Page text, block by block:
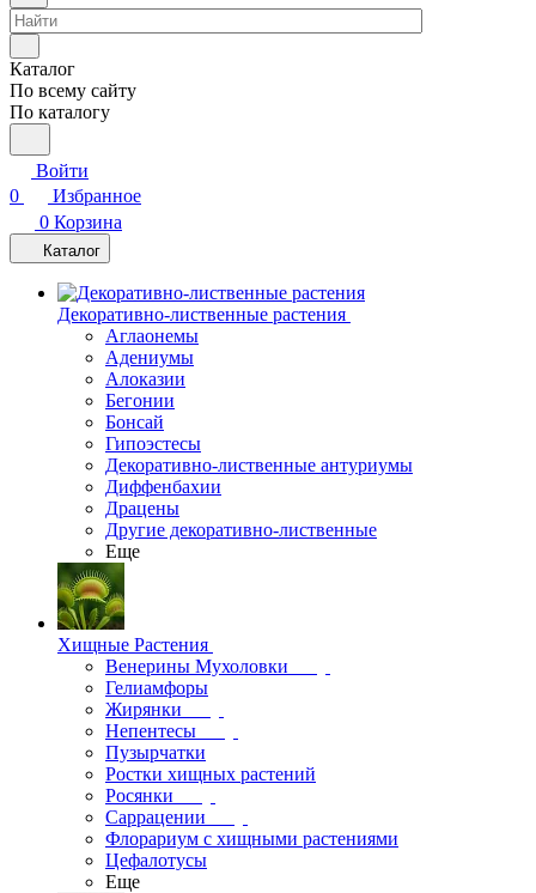
Каталог
По всему сайту
По каталогу
Войти
0
Избранное
0 Корзина
Каталог
Декоративно-лиственные растения
Аглаонемы
Адениумы
Алоказии
Бегонии
Бонсай
Гипоэстесы
Декоративно-лиственные антуриумы
Диффенбахии
Драцены
Другие декоративно-лиственные
Еще
Хищные Растения
Венерины Мухоловки
Гелиамфоры
Жирянки
Непентесы
Пузырчатки
Ростки хищных растений
Росянки
Саррацении
Флорариум с хищными растениями
Цефалотусы
Еще